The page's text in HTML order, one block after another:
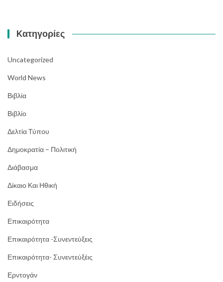
Kατηγορίες
Uncategorized
World News
Βιβλία
Βιβλίο
Δελτία Τύπου
Δημοκρατία – Πολιτική
Διάβασμα
Δίκαιο Και Ηθική
Ειδήσεις
Επικαιρότητα
Επικαιρότητα -Συνεντεύξεις
Επικαιρότητα- Συνεντεύξέις
Ερντογάν